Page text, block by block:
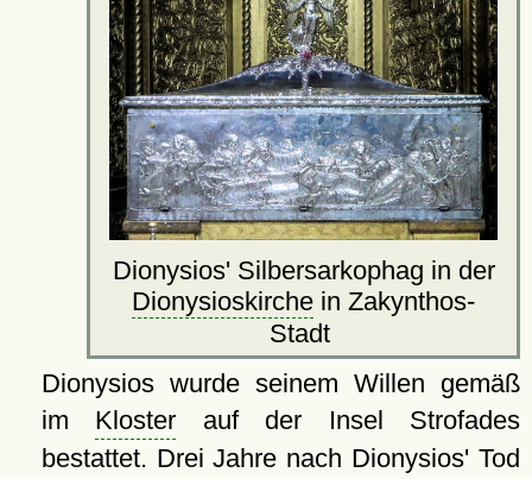
Dionysios' Silbersarkophag in der
Dionysioskirche in Zakynthos-
Stadt
Dionysios wurde seinem Willen gemäß
im Kloster auf der Insel Strofades
bestattet. Drei Jahre nach Dionysios' Tod